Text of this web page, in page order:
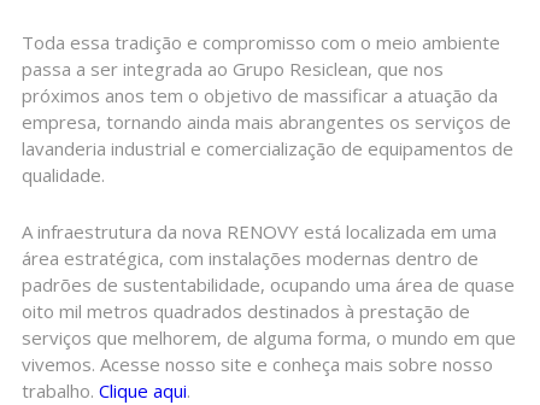
Toda essa tradição e compromisso com o meio ambiente
passa a ser integrada ao Grupo Resiclean, que nos
próximos anos tem o objetivo de massificar a atuação da
empresa, tornando ainda mais abrangentes os serviços de
lavanderia industrial e comercialização de equipamentos de
qualidade.
A infraestrutura da nova RENOVY está localizada em uma
área estratégica, com instalações modernas dentro de
padrões de sustentabilidade, ocupando uma área de quase
oito mil metros quadrados destinados à prestação de
serviços que melhorem, de alguma forma, o mundo em que
vivemos. Acesse nosso site e conheça mais sobre nosso
trabalho. Clique aqui.